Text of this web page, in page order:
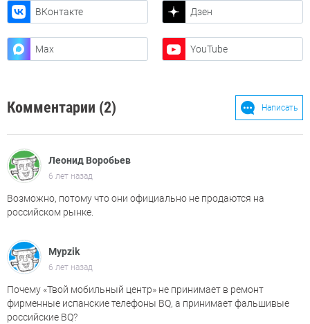
ВКонтакте Дзен
Max YouTube
Комментарии (2) Написать
Леонид Воробьев
6 лет назад
Возможно, потому что они официально не продаются на
российском рынке.
Mypzik
6 лет назад
Почему «Твой мобильный центр» не принимает в ремонт
фирменные испанские телефоны BQ, а принимает фальшивые
российские BQ?